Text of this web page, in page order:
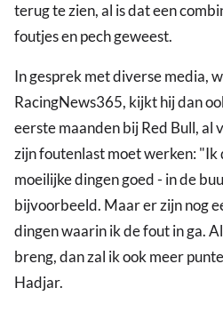
terug te zien, al is dat een
foutjes en pech geweest.
In gesprek met diverse media,
RacingNews365, kijkt hij dan
eerste maanden bij Red Bull, al
zijn foutenlast moet werken: "Ik
moeilijke dingen goed - in de
bijvoorbeeld. Maar er zijn nog
dingen waarin ik de fout in ga.
breng, dan zal ik ook meer
Hadjar.